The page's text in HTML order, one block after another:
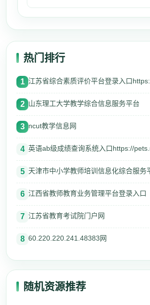
热门排行
1 江苏省综合素质评价平台登录入口
2 山东理工大学教学综合信息服务平台
3 ncut教学信息网
4 英语ab级成绩查询系统入口https://
5 天津市中小学教师培训信息化综合服务
6 江西省教师教育业务管理平台登录入口
7 江苏省教育考试院门户网
8 60.220.220.241.48383网
随机资源推荐